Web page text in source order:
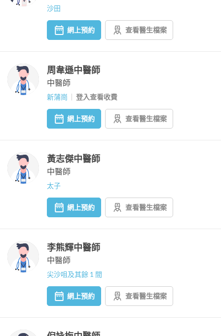
沙田
網上預約 查看醫生檔案
周韋遜中醫師
中醫師
新蒲崗 登入查看收費
網上預約 查看醫生檔案
黃志傑中醫師
中醫師
太子
網上預約 查看醫生檔案
李熊輝中醫師
中醫師
尖沙咀及其餘 1 間
網上預約 查看醫生檔案